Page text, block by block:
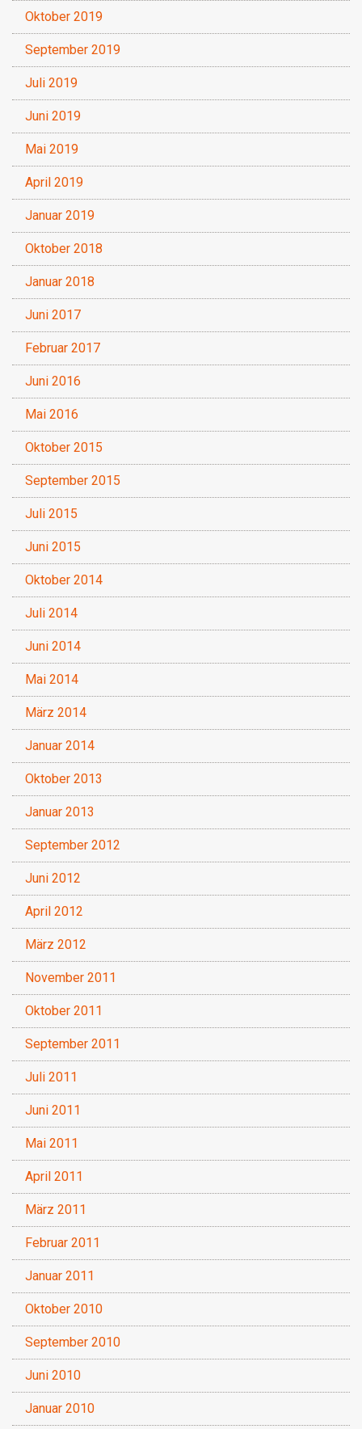
Oktober 2019
September 2019
Juli 2019
Juni 2019
Mai 2019
April 2019
Januar 2019
Oktober 2018
Januar 2018
Juni 2017
Februar 2017
Juni 2016
Mai 2016
Oktober 2015
September 2015
Juli 2015
Juni 2015
Oktober 2014
Juli 2014
Juni 2014
Mai 2014
März 2014
Januar 2014
Oktober 2013
Januar 2013
September 2012
Juni 2012
April 2012
März 2012
November 2011
Oktober 2011
September 2011
Juli 2011
Juni 2011
Mai 2011
April 2011
März 2011
Februar 2011
Januar 2011
Oktober 2010
September 2010
Juni 2010
Januar 2010